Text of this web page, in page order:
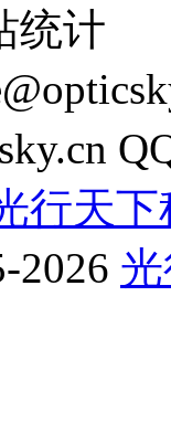
统计
行天
2026